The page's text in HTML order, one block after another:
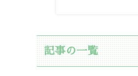
記事の一覧